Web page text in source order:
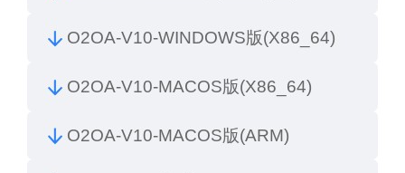
O2OA-V10-WINDOWS版(X86_64)
O2OA-V10-MACOS版(X86_64)
O2OA-V10-MACOS版(ARM)